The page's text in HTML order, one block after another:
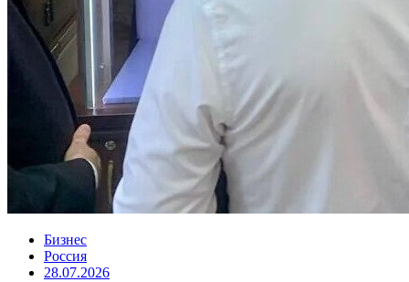
Бизнес
Россия
28.07.2026